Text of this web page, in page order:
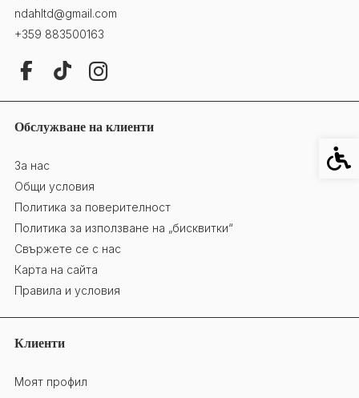
ndahltd@gmail.com
+359 883500163
Обслужване на клиенти
За нас
Общи условия
Политика за поверителност
Политика за използване на „бисквитки“
Свържете се с нас
Карта на сайта
Правила и условия
Клиенти
Моят профил